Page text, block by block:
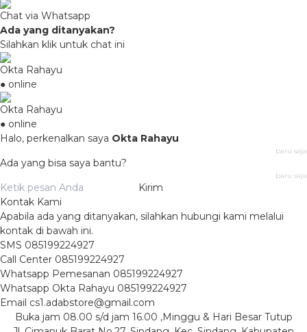
Chat via Whatsapp
Ada yang ditanyakan?
Silahkan klik untuk chat ini
Okta Rahayu
● online
Okta Rahayu
● online
Halo, perkenalkan saya Okta Rahayu
baru saja
Ada yang bisa saya bantu?
baru saja
Kirim
Kontak Kami
Apabila ada yang ditanyakan, silahkan hubungi kami melalui
kontak di bawah ini.
SMS 085199224927
Call Center 085199224927
Whatsapp Pemesanan 085199224927
Whatsapp Okta Rahayu 085199224927
Email cs1.adabstore@gmail.com
Buka jam 08.00 s/d jam 16.00 ,Minggu & Hari Besar Tutup